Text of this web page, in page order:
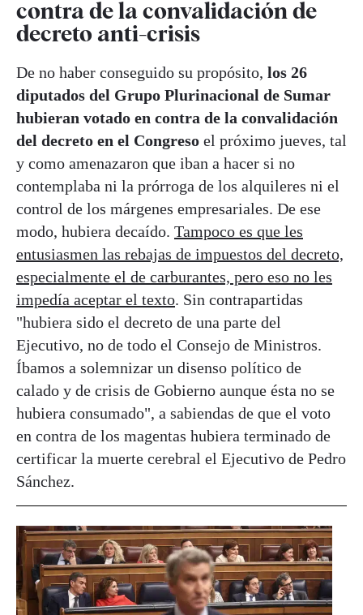
contra de la convalidación de
decreto anti-crisis
De no haber conseguido su propósito, los 26
diputados del Grupo Plurinacional de Sumar
hubieran votado en contra de la convalidación
del decreto en el Congreso el próximo jueves, tal
y como amenazaron que iban a hacer si no
contemplaba ni la prórroga de los alquileres ni el
control de los márgenes empresariales. De ese
modo, hubiera decaído. Tampoco es que les
entusiasmen las rebajas de impuestos del decreto,
especialmente el de carburantes, pero eso no les
impedía aceptar el texto. Sin contrapartidas
"hubiera sido el decreto de una parte del
Ejecutivo, no de todo el Consejo de Ministros.
Íbamos a solemnizar un disenso político de
calado y de crisis de Gobierno aunque ésta no se
hubiera consumado", a sabiendas de que el voto
en contra de los magentas hubiera terminado de
certificar la muerte cerebral el Ejecutivo de Pedro
Sánchez.